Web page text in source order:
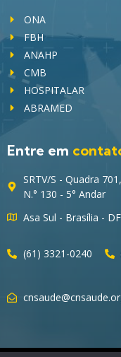
ONA
FBH
ANAHP
CMB
HOSPITALAR
ABRAMED
Entre em
SRTV/S - Quadra
N.° 130 - 5° Andar
Asa Sul - Brasília -
(61) 3321-0240